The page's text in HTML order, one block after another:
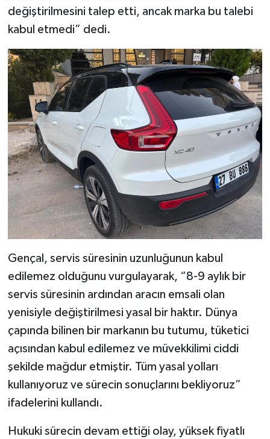
değiştirilmesini talep etti, ancak marka bu talebi
kabul etmedi” dedi.
Gençal, servis süresinin uzunluğunun kabul
edilemez olduğunu vurgulayarak, “8-9 aylık bir
servis süresinin ardından aracın emsali olan
yenisiyle değiştirilmesi yasal bir haktır. Dünya
çapında bilinen bir markanın bu tutumu, tüketici
açısından kabul edilemez ve müvekkilimi ciddi
şekilde mağdur etmiştir. Tüm yasal yolları
kullanıyoruz ve sürecin sonuçlarını bekliyoruz”
ifadelerini kullandı.
Hukuki sürecin devam ettiği olay, yüksek fiyatlı